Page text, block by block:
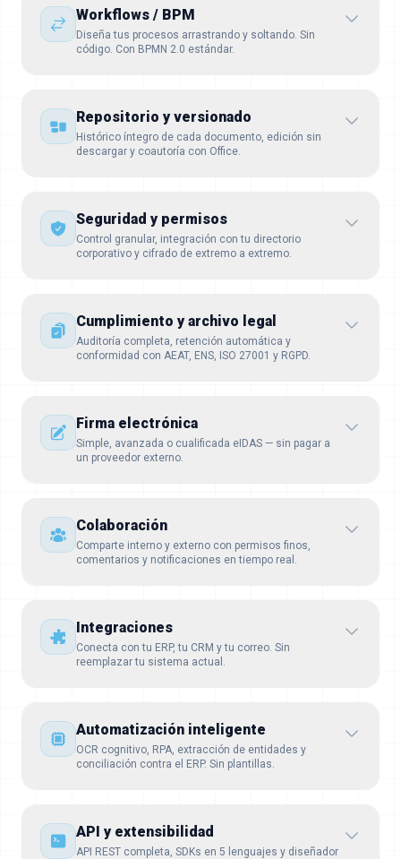
Workflows / BPM
Diseña tus procesos arrastrando y soltando. Sin
código. Con BPMN 2.0 estándar.
Repositorio y versionado
Histórico íntegro de cada documento, edición sin
descargar y coautoría con Office.
Seguridad y permisos
Control granular, integración con tu directorio
corporativo y cifrado de extremo a extremo.
Cumplimiento y archivo legal
Auditoría completa, retención automática y
conformidad con AEAT, ENS, ISO 27001 y RGPD.
Firma electrónica
Simple, avanzada o cualificada eIDAS — sin pagar a
un proveedor externo.
Colaboración
Comparte interno y externo con permisos finos,
comentarios y notificaciones en tiempo real.
Integraciones
Conecta con tu ERP, tu CRM y tu correo. Sin
reemplazar tu sistema actual.
Automatización inteligente
OCR cognitivo, RPA, extracción de entidades y
conciliación contra el ERP. Sin plantillas.
API y extensibilidad
API REST completa, SDKs en 5 lenguajes y diseñador